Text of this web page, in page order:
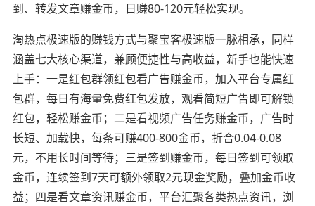
到、转发文章赚金币，日赚80-120元轻松实现。
淘热点极速版的赚钱方式与聚宝客极速版一脉相承，同样
涵盖七大核心渠道，兼顾便捷性与高收益，新手也能快速
上手：一是红包群领红包看广告赚金币，加入平台专属红
包群，每日有海量免费红包发放，观看简短广告即可解锁
红包，轻松赚金币；二是看视频广告任务赚金币，广告时
长短、加载快，每条可赚400-800金币，折合0.04-0.08
元，不用长时间等待；三是签到赚金币，每日签到可领取
金币，连续签到7天可额外领取2元现金奖励，叠加金币收
益；四是看文章资讯赚金币，平台汇聚各类热点资讯，浏